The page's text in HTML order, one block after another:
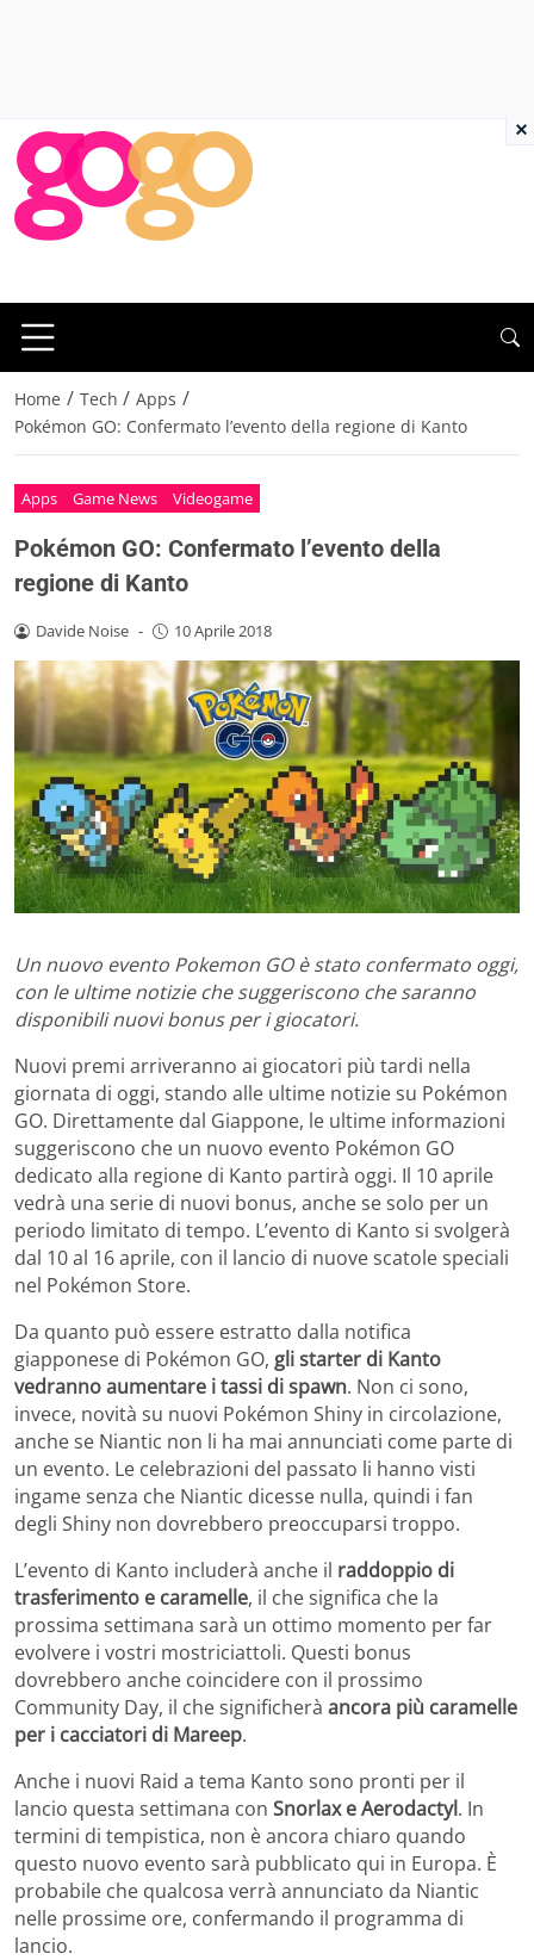
Home / Tech / Apps /
Pokémon GO: Confermato l’evento della regione di Kanto
Apps Game News Videogame
Pokémon GO: Confermato l’evento della
regione di Kanto
Davide Noise - 10 Aprile 2018
Un nuovo evento Pokemon GO è stato confermato oggi,
con le ultime notizie che suggeriscono che saranno
disponibili nuovi bonus per i giocatori.
Nuovi premi arriveranno ai giocatori più tardi nella
giornata di oggi, stando alle ultime notizie su Pokémon
GO. Direttamente dal Giappone, le ultime informazioni
suggeriscono che un nuovo evento Pokémon GO
dedicato alla regione di Kanto partirà oggi. Il 10 aprile
vedrà una serie di nuovi bonus, anche se solo per un
periodo limitato di tempo. L’evento di Kanto si svolgerà
dal 10 al 16 aprile, con il lancio di nuove scatole speciali
nel Pokémon Store.
Da quanto può essere estratto dalla notifica
giapponese di Pokémon GO, gli starter di Kanto
vedranno aumentare i tassi di spawn. Non ci sono,
invece, novità su nuovi Pokémon Shiny in circolazione,
anche se Niantic non li ha mai annunciati come parte di
un evento. Le celebrazioni del passato li hanno visti
ingame senza che Niantic dicesse nulla, quindi i fan
degli Shiny non dovrebbero preoccuparsi troppo.
L’evento di Kanto includerà anche il raddoppio di
trasferimento e caramelle, il che significa che la
prossima settimana sarà un ottimo momento per far
evolvere i vostri mostriciattoli. Questi bonus
dovrebbero anche coincidere con il prossimo
Community Day, il che significherà ancora più caramelle
per i cacciatori di Mareep.
Anche i nuovi Raid a tema Kanto sono pronti per il
lancio questa settimana con Snorlax e Aerodactyl. In
termini di tempistica, non è ancora chiaro quando
questo nuovo evento sarà pubblicato qui in Europa. È
probabile che qualcosa verrà annunciato da Niantic
nelle prossime ore, confermando il programma di
lancio.
×